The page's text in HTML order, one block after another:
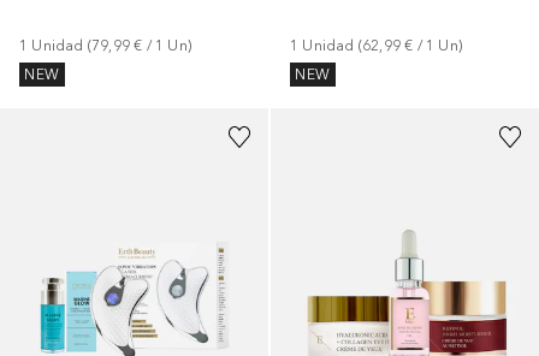
1 Unidad (79,99 € / 1 Un)
NEW
1 Unidad (62,99 € / 1 Un)
NEW